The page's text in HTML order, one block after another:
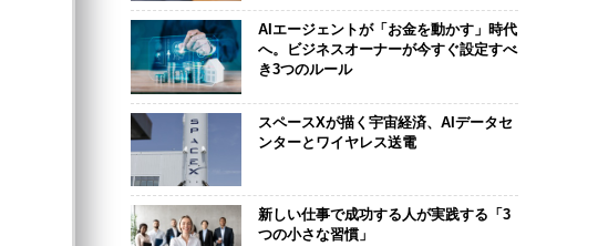
AIエージェントが「お金を動かす」時代
へ。ビジネスオーナーが今すぐ設定すべ
き3つのルール
スペースXが描く宇宙経済、AIデータセ
ンターとワイヤレス送電
新しい仕事で成功する人が実践する「3
つの小さな習慣」